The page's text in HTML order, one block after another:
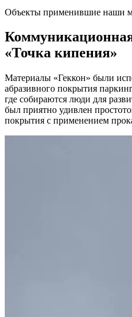
Объекты применившие наши
«Точка кипения»
Материалы «Геккон» были
абразивного покрытия
где собираются люди для
был приятно удивлен
покрытия с применением